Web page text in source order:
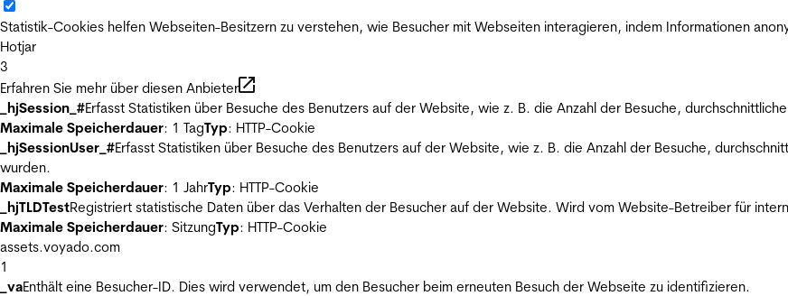
Statistik-Cookies helfen Webseiten-Besitzern zu verstehen, wie Besucher mit Webseiten interagieren, indem Informationen
Hotjar
3
Erfahren Sie mehr über diesen Anbieter
_hjSession_#Erfasst Statistiken über Besuche des Benutzers auf der Website, wie z. B. die Anzahl der Besuche,
Maximale Speicherdauer: 1 TagTyp: HTTP-Cookie
_hjSessionUser_#Erfasst Statistiken über Besuche des Benutzers auf der Website, wie z. B. die Anzahl der Besuche,
wurden.
Maximale Speicherdauer: 1 JahrTyp: HTTP-Cookie
_hjTLDTestRegistriert statistische Daten über das Verhalten der Besucher auf der Website. Wird vom Website-Betreiber für
Maximale Speicherdauer: SitzungTyp: HTTP-Cookie
assets.voyado.com
1
_vaEnthält eine Besucher-ID. Dies wird verwendet, um den Besucher beim erneuten Besuch der Webseite zu identifizieren.